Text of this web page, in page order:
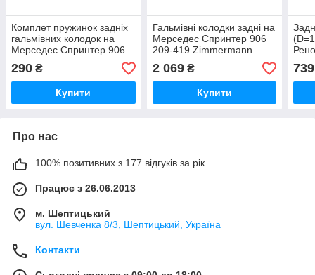
Комплет пружинок задніх
гальмівних колодок на
Мерседес Спринтер 906
209-419 AUTOFREN
SEINSA - D42343A
290 ₴
Купити
Гальмівні колодки задні на
Мерседес Спринтер 906
209-419 Zimmermann
(Німеччина) 291901951
2 069₴
Купити
739
Про нас
100% позитивних з 177 відгуків за рік
Працює з 26.06.2013
м. Шептицький
вул. Шевченка 8/3, Шептицький, Україна
Контакти